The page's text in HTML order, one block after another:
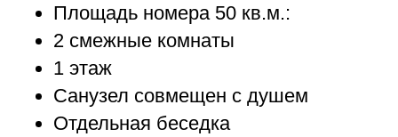
Площадь номера 50 кв.м.:
2 смежные комнаты
1 этаж
Санузел совмещен с душем
Отдельная беседка